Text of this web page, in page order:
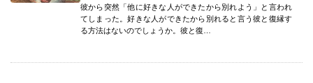
彼から突然「他に好きな人ができたから別れよう」と言われ
てしまった。好きな人ができたから別れると言う彼と復縁す
る方法はないのでしょうか。彼と復…